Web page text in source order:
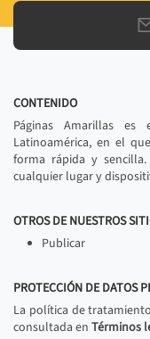
CONTENIDO
Páginas Amarillas
Latinoamérica, en el
forma rápida y sencilla.
cualquier lugar y
OTROS DE NUESTROS
Publicar
PROTECCIÓN DE DATOS
La política de
consultada en Términos